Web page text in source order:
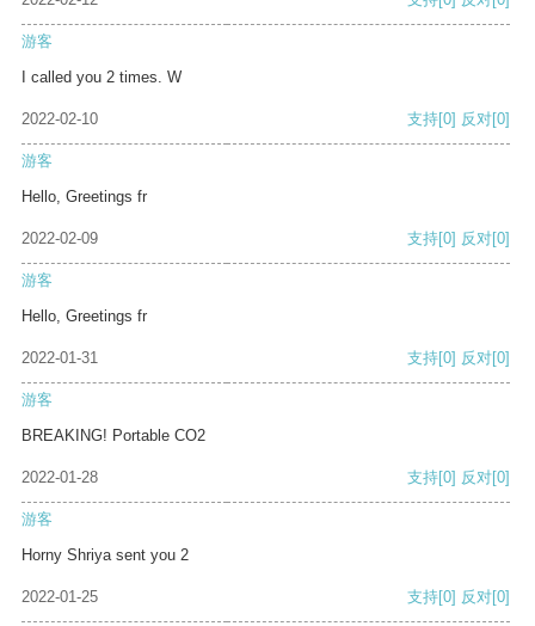
游客
I called you 2 times. W
2022-02-10 支持[0] 反对[0]
游客
Hello, Greetings fr
2022-02-09 支持[0] 反对[0]
游客
Hello, Greetings fr
2022-01-31 支持[0] 反对[0]
游客
BREAKING! Portable CO2
2022-01-28 支持[0] 反对[0]
游客
Horny Shriya sent you 2
2022-01-25 支持[0] 反对[0]